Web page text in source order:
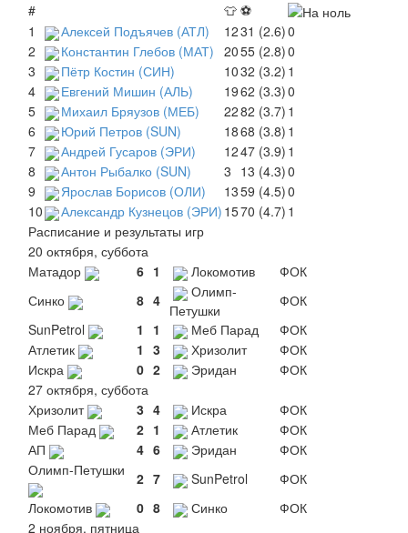
#
👕 ⚽
1
Алексей Подъячев (АТЛ) 1231 (2.6)0
2
Константин Глебов (МАТ) 2055 (2.8)0
3
Пётр Костин (СИН) 1032 (3.2) 1
4
Евгений Мишин (АЛЬ) 1962 (3.3)0
5
Михаил Бряузов (МЕБ) 2282 (3.7) 1
6
Юрий Петров (SUN) 1868 (3.8) 1
7
Андрей Гусаров (ЭРИ) 1247 (3.9) 1
8
Антон Рыбалко (SUN) 3 13 (4.3)0
9
Ярослав Борисов (ОЛИ) 1359 (4.5)0
10
Александр Кузнецов (ЭРИ) 1570 (4.7) 1
Расписание и результаты игр
20 октября, суббота
Матадор
6 1 Локомотив
ФОК
Синко
8 4
Олимп-
Петушки
ФОК
SunPetrol
1 1 Меб Парад
ФОК
Атлетик
1 3 Хризолит
ФОК
Искра
0 2 Эридан
ФОК
27 октября, суббота
Хризолит
3 4 Искра
ФОК
Меб Парад
2 1 Атлетик
ФОК
АП
4 6 Эридан
ФОК
Олимп-Петушки
2 7 SunPetrol
ФОК
Локомотив
0 8 Синко
ФОК
2 ноября, пятница